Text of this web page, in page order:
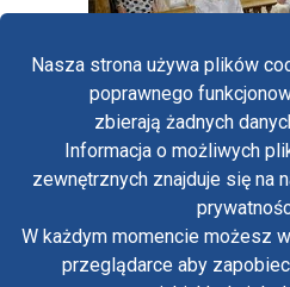
Nasza strona używa plików
poprawnego
zbierają żadnych
Informacja o możliwych
zewnętrznych znajduje się na
W każdym momencie możesz
przeglądarce aby
Polityka prywatności
Oświadczenie o dostępności
Standardy ochrony